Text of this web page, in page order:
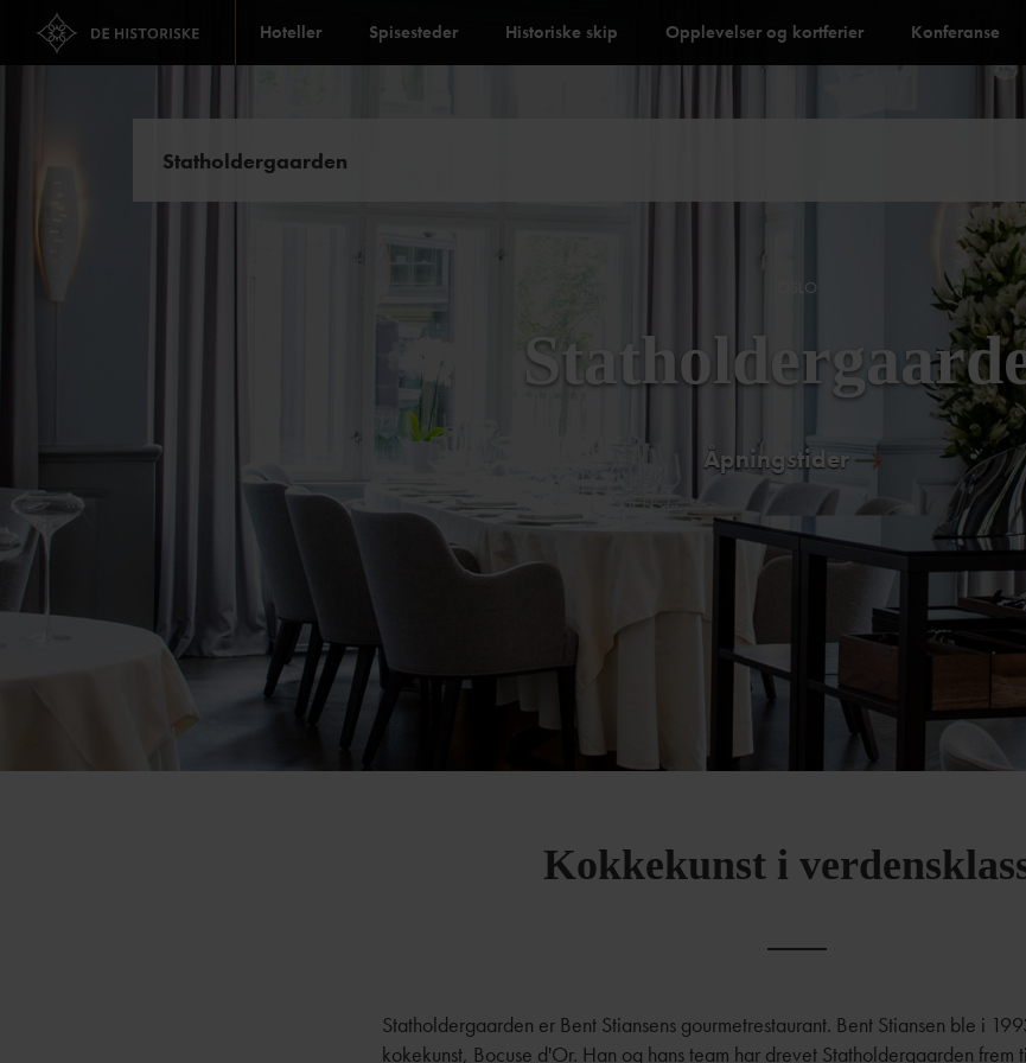
Hoteller Spisesteder Historiske skip Opplevelser og kortferier Konferanse
Statholdergaarden
OSLO
Åpningstider
Kokkekunst i
Statholdergaarden er Bent Stiansens gourmetrestaurant. Bent Stiansen ble i
kokekunst, Bocuse d'Or. Han og hans team har drevet Statholdergaarden frem